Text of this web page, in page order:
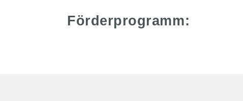
Förderprogramm: